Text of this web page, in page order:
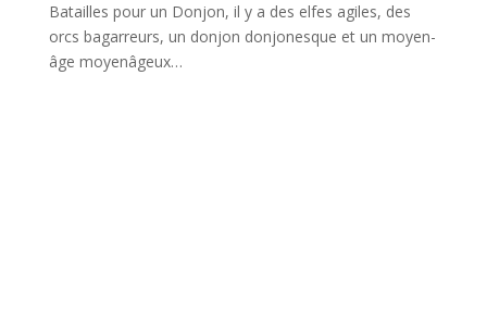
Batailles pour un Donjon, il y a des elfes agiles, des
orcs bagarreurs, un donjon donjonesque et un moyen-
âge moyenâgeux…